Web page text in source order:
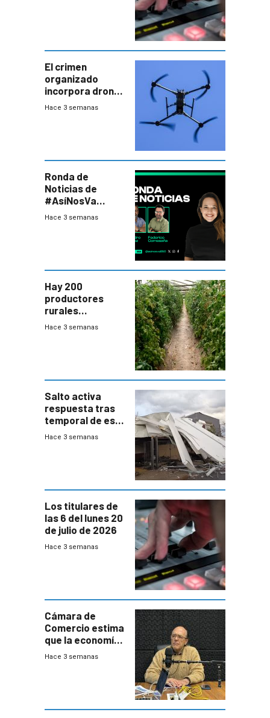
El crimen
organizado
incorpora drones
y abre un nuevo
Hace 3 semanas
Ronda de
Noticias de
#AsíNosVa
(20/7/26)
Hace 3 semanas
Hay 200
productores
rurales
afectados tras
Hace 3 semanas
Salto activa
respuesta tras
temporal de este
sábado con
Hace 3 semanas
Los titulares de
las 6 del lunes 20
de julio de 2026
Hace 3 semanas
Cámara de
Comercio estima
que la economía
crecerá 1,6%
Hace 3 semanas